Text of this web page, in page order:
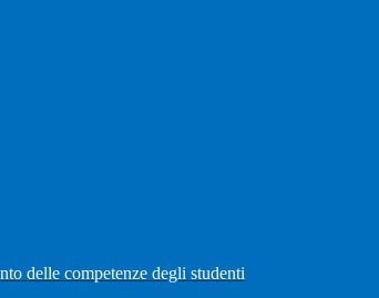
delle competenze degli studenti